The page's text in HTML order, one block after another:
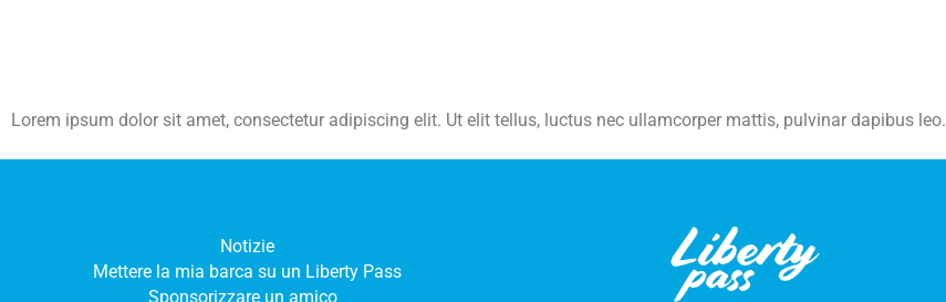
Lorem ipsum dolor sit amet, consectetur adipiscing elit. Ut elit tellus, luctus nec ullamcorper mattis, pulvinar dapibus leo.
Notizie
Mettere la mia barca su un Liberty Pass
Sponsorizzare un amico